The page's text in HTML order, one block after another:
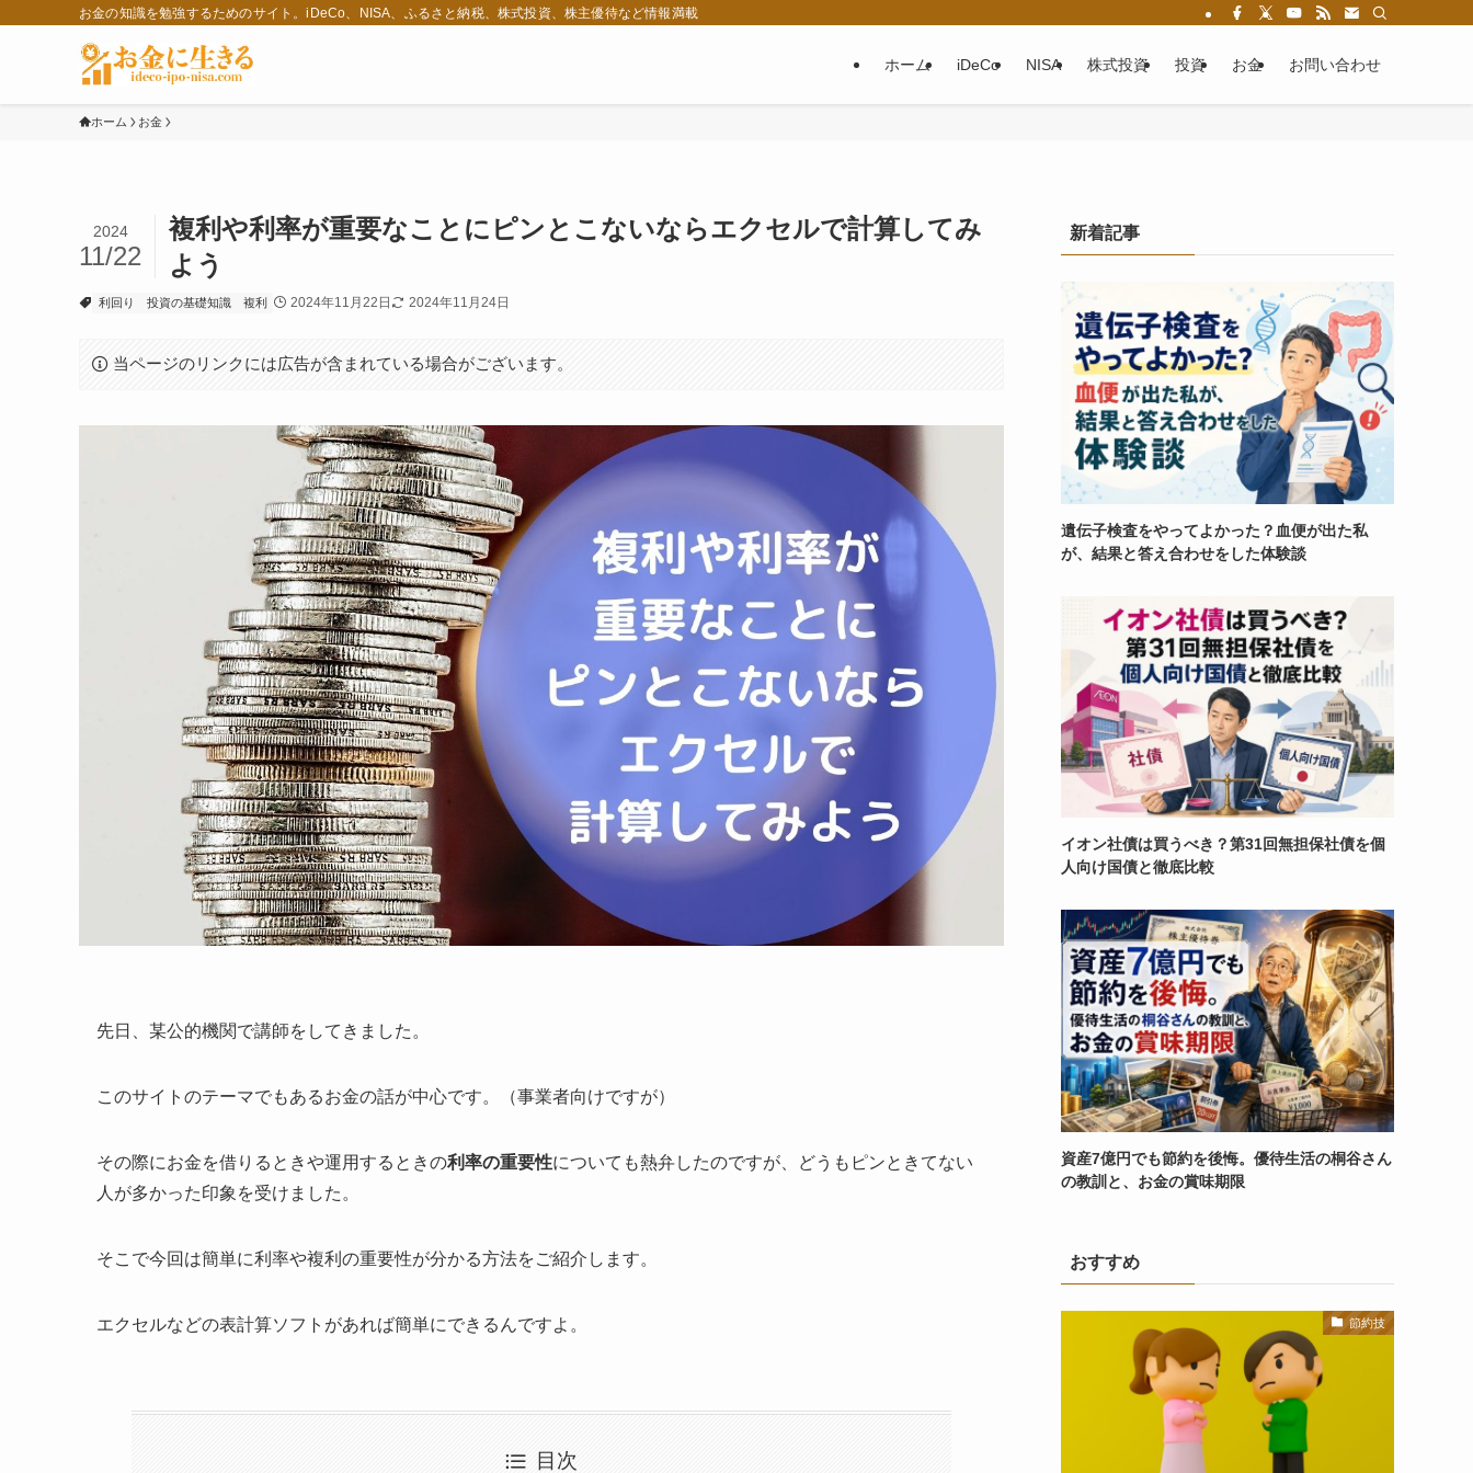
お金の知識を勉強するためのサイト。iDeCo、NISA、ふるさと納税、株式投資、株主優待など情報満載
ホーム iDeCo NISA 株式投資 投資 お金 お問い合わせ
ホーム お金
複利や利率が重要なことにピンとこないならエクセルで計算してみ
よう
2024
11/22
利回り 投資の基礎知識 複利 2024年11月22日 2024年11月24日
当ページのリンクには広告が含まれている場合がございます。
先日、某公的機関で講師をしてきました。
このサイトのテーマでもあるお金の話が中心です。（事業者向けですが）
その際にお金を借りるときや運用するときの利率の重要性についても熱弁したのですが、どうも ピンときてない
人が多かった印象を受けました。
そこで今回は簡単に利率や複利の重要性が分かる方法をご紹介します。
エクセルなどの表計算ソフトがあれば簡単にできるんですよ。
目次
新着記事
遺伝子検査をやってよかった？血便が出た私
が、結果と答え合わせをした体験談
イオン社債は買うべき？第31回無担保社債を個
人向け国債と徹底比較
資産7億円でも節約を後悔。優待生活の桐谷さん
の教訓と、お金の賞味期限
おすすめ
節約技